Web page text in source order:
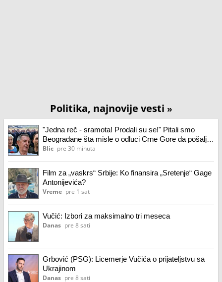
Politika, najnovije vesti »
"Jedna reč - sramota! Prodali su se!" Pitali smo
Beograđane šta misle o odluci Crne Gore da pošalje
zvaničnika na proslavu "Oluje" (video)
Blic pre 30 minuta
Film za „vaskrs“ Srbije: Ko finansira „Sretenje“ Gage
Antonijevića?
Vreme pre 1 sat
Vučić: Izbori za maksimalno tri meseca
Danas pre 8 sati
Grbović (PSG): Licemerje Vučića o prijateljstvu sa
Ukrajinom
Danas pre 8 sati